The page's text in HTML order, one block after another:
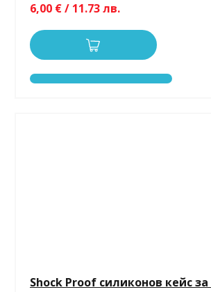
6,00 € / 11.73 лв.
Shock Proof силиконов кейс за